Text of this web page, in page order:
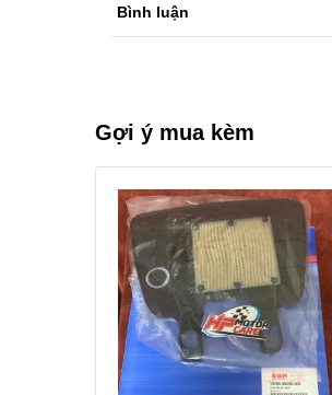
Bình luận
Gợi ý mua kèm